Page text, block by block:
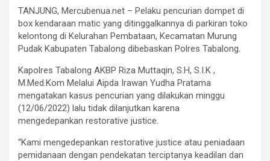
TANJUNG, Mercubenua.net – Pelaku pencurian dompet di
box kendaraan matic yang ditinggalkannya di parkiran toko
kelontong di Kelurahan Pembataan, Kecamatan Murung
Pudak Kabupaten Tabalong dibebaskan Polres Tabalong.
Kapolres Tabalong AKBP Riza Muttaqin, S.H, S.I.K ,
M.Med.Kom Melalui Aipda Irawan Yudha Pratama
mengatakan kasus pencurian yang dilakukan minggu
(12/06/2022) lalu tidak dilanjutkan karena
mengedepankan restorative justice.
“Kami mengedepankan restorative justice atau peniadaan
pemidanaan dengan pendekatan terciptanya keadilan dan